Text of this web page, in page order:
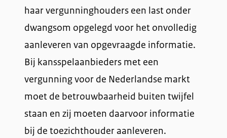
haar vergunninghouders een last onder
dwangsom opgelegd voor het onvolledig
aanleveren van opgevraagde informatie.
Bij kansspelaanbieders met een
vergunning voor de Nederlandse markt
moet de betrouwbaarheid buiten twijfel
staan en zij moeten daarvoor informatie
bij de toezichthouder aanleveren.